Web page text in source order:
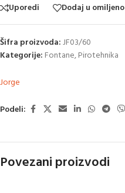
Uporedi Dodaj u omiljeno
Šifra proizvoda:JF03/60
Kategorije: Fontane,Pirotehnika
Jorge
Podeli:
Povezani proizvodi